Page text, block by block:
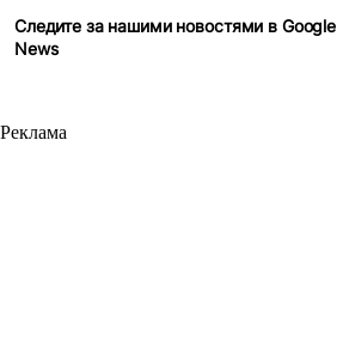
Следите за нашими новостями в Google
News
Реклама